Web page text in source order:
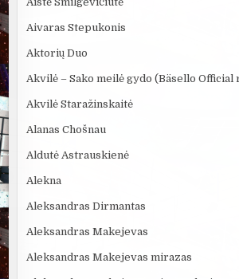
Aivaras Stepukonis
Aktorių Duo
Akvilė – Sako meilė gydo (Bäsello Official
Akvilė Staražinskaitė
Alanas Chošnau
Aldutė Astrauskienė
Alekna
Aleksandras Dirmantas
Aleksandras Makejevas
Aleksandras Makejevas mirazas